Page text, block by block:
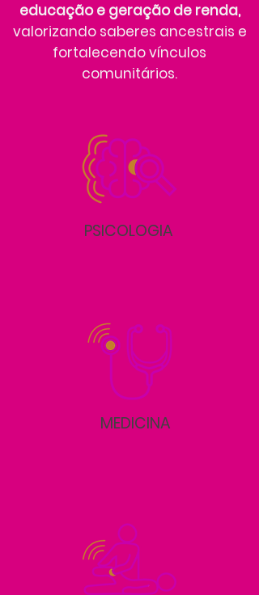
educação e geração de renda,
valorizando saberes ancestrais e
fortalecendo vínculos
comunitários.
PSICOLOGIA
MEDICINA